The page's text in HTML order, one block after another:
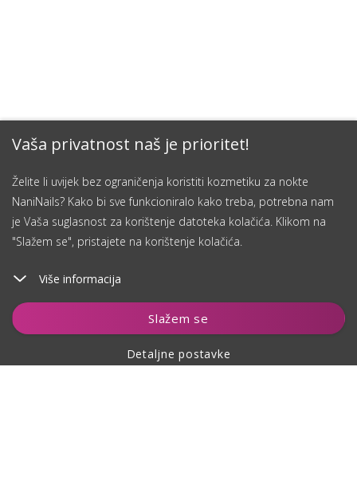
Vaša privatnost naš je prioritet!
Želite li uvijek bez ograničenja koristiti kozmetiku za nokte
NaniNails? Kako bi sve funkcioniralo kako treba, potrebna nam
je Vaša suglasnost za korištenje datoteka kolačića. Klikom na
"Slažem se", pristajete na korištenje kolačića.
Više informacija
Slažem se
Detaljne postavke
Dodaj u košaricu